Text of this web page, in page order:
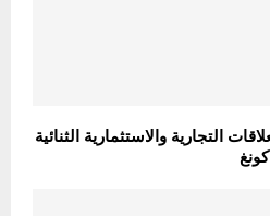
التجارية والاستثمارية الثنائية